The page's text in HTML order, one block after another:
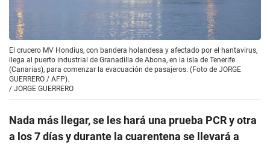
El crucero MV Hondius, con bandera holandesa y afectado por el hantavirus,
llega al puerto industrial de Granadilla de Abona, en la isla de Tenerife
(Canarias), para comenzar la evacuación de pasajeros. (Foto de JORGE
GUERRERO / AFP).
/ JORGE GUERRERO
Nada más llegar, se les hará una prueba PCR y otra
a los 7 días y durante la cuarentena se llevará a